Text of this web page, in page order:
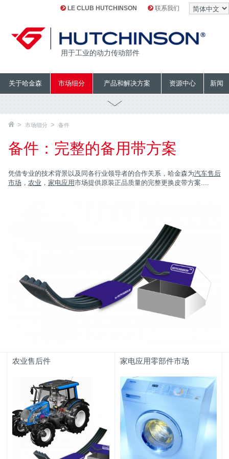
LE CLUB HUTCHINSON 联系我们
用于工业的动力传动部件
关于哈金森 市场细分 产品和解决方案 资源中心 新闻
市场细分 备件
备件：完整的备用带方案
凭借专业的技术背景以及同各行业领导者的合作关系，哈金森为汽车售后
市场 ， 农业 ， 家电应用市场提供原装正品质量的完整更换皮带方案 ....
农业售后件 家电应用零部件市场